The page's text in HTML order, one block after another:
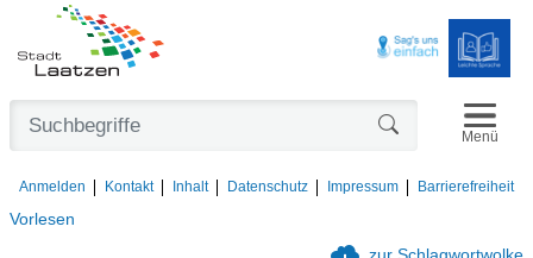
Vorlesen
Anmelden Kontakt Inhalt Datenschutz Impressum Barrierefreiheit
Menü